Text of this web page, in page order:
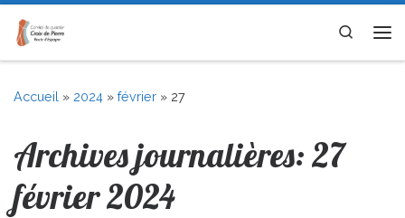
Skip to content
Search
Accueil » 2024 » février » 27
Archives journalières:27
février 2024